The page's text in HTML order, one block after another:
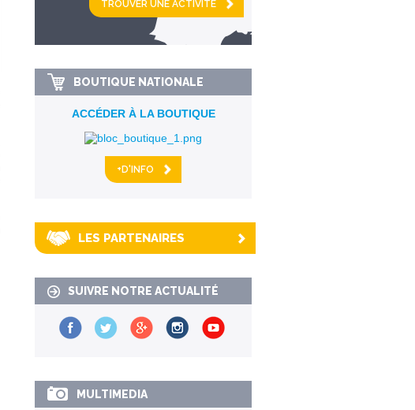
km alentour
BOUTIQUE NATIONALE
ACCÉDER À LA BOUTIQUE
+D'INFO
LES PARTENAIRES
SUIVRE NOTRE ACTUALITÉ
MULTIMEDIA